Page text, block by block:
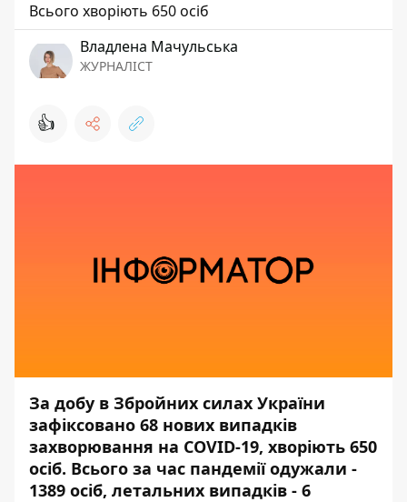
Всього хворіють 650 осіб
Владлена Мачульська
ЖУРНАЛІСТ
👍
За добу в Збройних силах України
зафіксовано 68 нових випадків
захворювання на COVID-19, хворіють 650
осіб. Всього за час пандемії одужали -
1389 осіб, летальних випадків - 6